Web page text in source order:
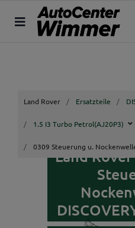
Land Rover Ersatzteile
1.5 I3 Turbo Petrol(AJ20P3)
0309 Steuerung u.
Land